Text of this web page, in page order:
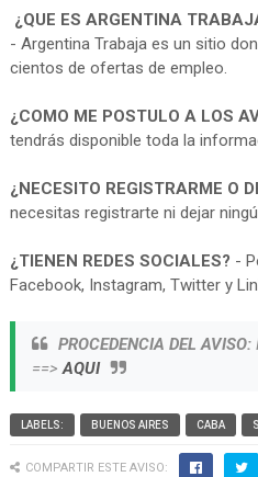
¿QUE ES ARGENTINA
- Argentina Trabaja es un sitio
cientos de ofertas de empleo.
¿COMO ME POSTULO A LOS
tendrás disponible toda la
¿NECESITO REGISTRARME O
necesitas registrarte ni dejar
¿TIENEN REDES SOCIALES? -
Facebook, Instagram, Twitter y
PROCEDENCIA DEL AVISO:
==>AQUI
LABELS: BUENOS AIRES CABA
COMPARTIR ESTE AVISO: